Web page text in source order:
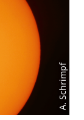
A. Schrimpf